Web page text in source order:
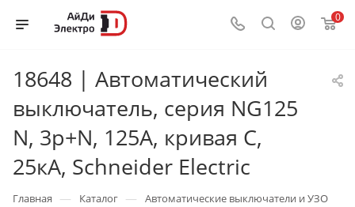
0
18648 | Автоматический
выключатель, серия NG125
N, 3p+N, 125А, кривая C,
25кА, Schneider Electric
Главная — Каталог — Автоматические выключатели и УЗО